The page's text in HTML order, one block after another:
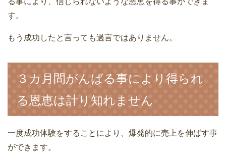
す。
もう成功したと言っても過言ではありません。
３カ月間がんばる事により得られ
る恩恵は計り知れません
一度成功体験をすることにより、爆発的に売上を伸ばす事
ができます。